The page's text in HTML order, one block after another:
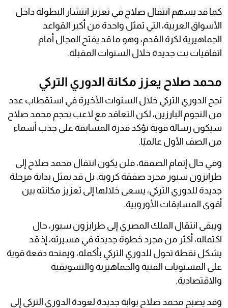
كما قد يسهم انتقال صلاح في تعزيز انتشار البطولة داخل
الأسواق العربية، التي تمثل واحدة من أكبر القواعد
الجماهيرية لكرة القدم، وهو ما قد يفتح المجال أمام
اتفاقيات بث جديدة خلال السنوات المقبلة.
محمد صلاح يعزز مكانة الدوري التركي
نجح الدوري التركي خلال السنوات الأخيرة في استقطاب عدد
من النجوم البارزين، لكن التعاقد مع لاعب بحجم محمد صلاح
سيكون رسالة قوية تؤكد قدرة المسابقة على جذب أسماء
من الصف الأول عالميًا.
وفي حال إتمام الصفقة، فلن يكون انتقال محمد صلاح إلى
طرابزون سبور مجرد صفقة كروية، بل قد يمثل بداية مرحلة
جديدة للدوري التركي، يسعى خلالها إلى تعزيز مكانته بين
أقوى المسابقات الأوروبية.
ويبقى انتقال الملك المصري إلى طرابزون سبور، حال
اكتماله، أكثر من مجرد خطوة جديدة في مسيرته، إذ قد
يشكل نقطة تحول للدوري التركي بأكمله، ويمنحه دفعة قوية
على المستويات الفنية والجماهيرية والتسويقية
والاقتصادية.
وقد يصبح محمد صلاح بوابة جديدة لعودة الدوري التركي إلى